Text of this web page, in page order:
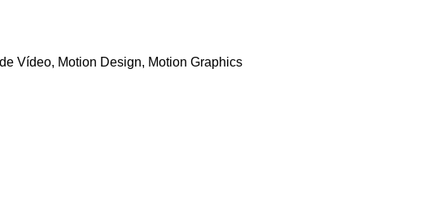
Vídeo, Motion Design, Motion Graphics